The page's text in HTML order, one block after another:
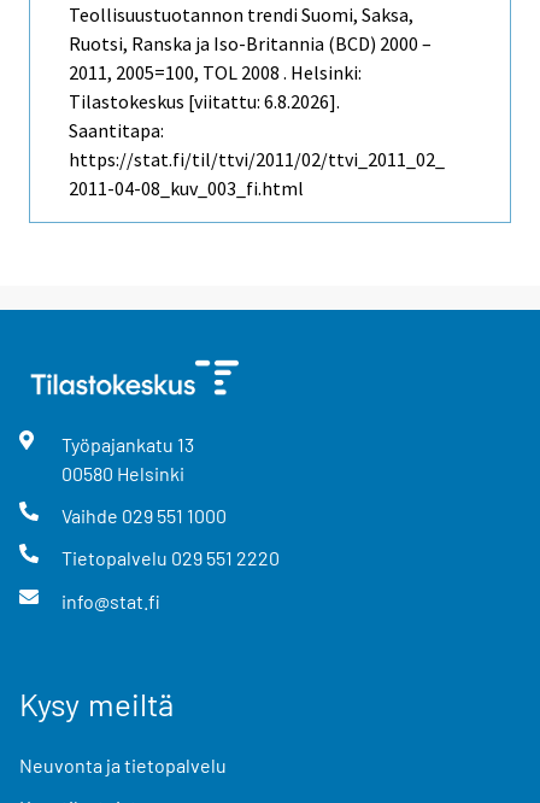
Teollisuustuotannon trendi Suomi, Saksa,
Ruotsi, Ranska ja Iso-Britannia (BCD) 2000 –
2011, 2005=100, TOL 2008 . Helsinki:
Tilastokeskus [viitattu: 6.8.2026].
Saantitapa:
https://stat.fi/til/ttvi/2011/02/ttvi_2011_02_
2011-04-08_kuv_003_fi.html
Työpajankatu 13
00580 Helsinki
Vaihde 029 551 1000
Tietopalvelu 029 551 2220
info@stat.fi
Kysy meiltä
Neuvonta ja tietopalvelu